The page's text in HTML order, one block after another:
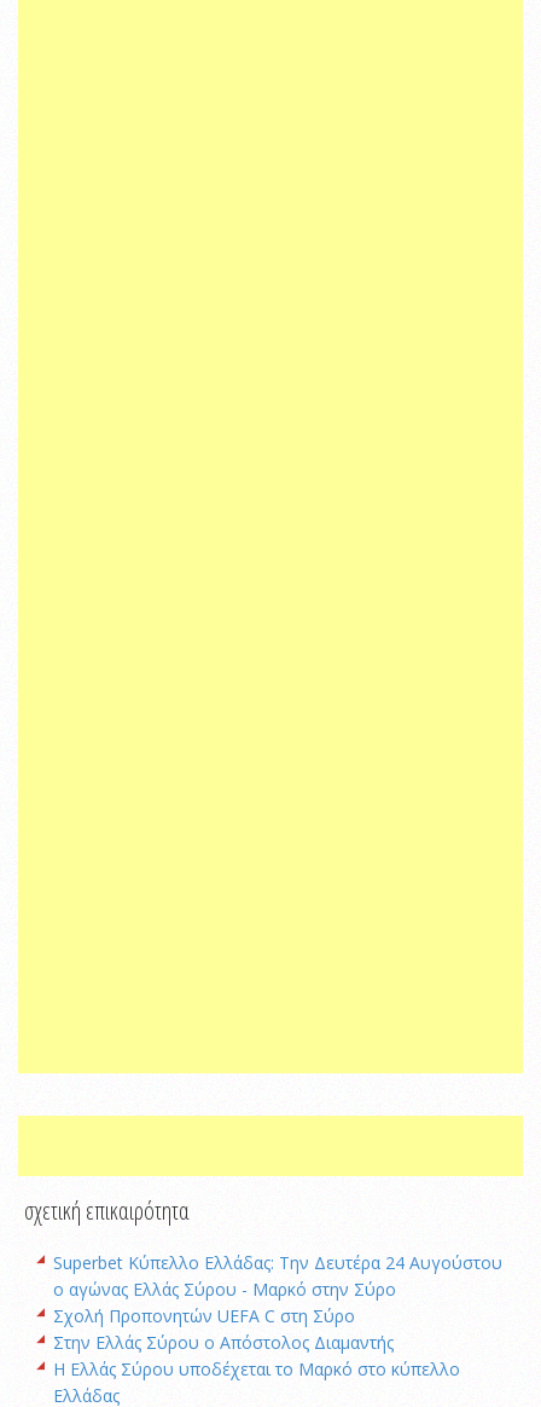
σχετική επικαιρότητα
Superbet Κύπελλο Ελλάδας: Την Δευτέρα 24 Αυγούστου
ο αγώνας Ελλάς Σύρου - Μαρκό στην Σύρο
Σχολή Προπονητών UEFA C στη Σύρο
Στην Ελλάς Σύρου ο Απόστολος Διαμαντής
Η Ελλάς Σύρου υποδέχεται το Μαρκό στο κύπελλο
Ελλάδας